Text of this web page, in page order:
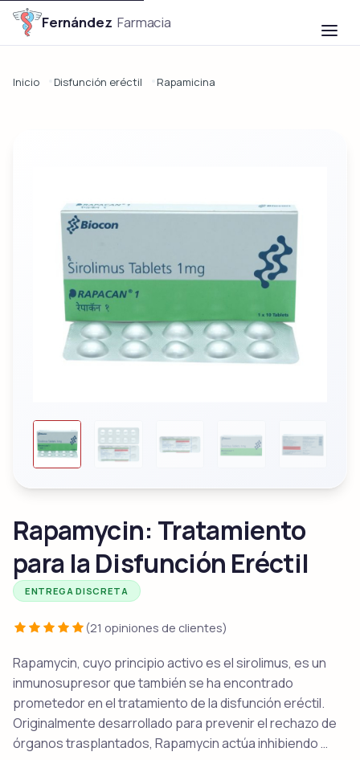
Fernández Farmacia
Inicio Disfunción eréctil Rapamicina
Rapamycin: Tratamiento
para la Disfunción Eréctil
ENTREGA DISCRETA
(21 opiniones de clientes)
Rapamycin, cuyo principio activo es el sirolimus, es un
inmunosupresor que también se ha encontrado
prometedor en el tratamiento de la disfunción eréctil.
Originalmente desarrollado para prevenir el rechazo de
órganos trasplantados, Rapamycin actúa inhibiendo …